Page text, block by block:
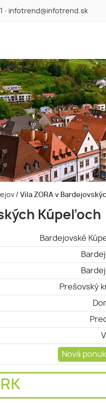
· infotrend@infotrend.sk
/ Vila ZORA v
Kúpeľoch
Bardejovské
Prešovský
Nová